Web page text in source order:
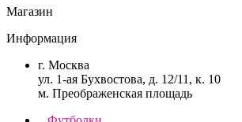
Магазин
Информация
г. Москва
ул. 1-ая Бухвостова, д. 12/11, к. 10
м. Преображенская площадь